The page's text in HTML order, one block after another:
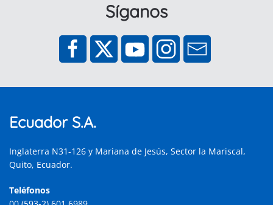
Síganos
Ecuador S.A.
Inglaterra N31-126 y Mariana de Jesús, Sector la Mariscal,
Quito, Ecuador.
Teléfonos